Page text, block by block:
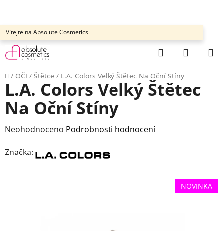
obsah
Vítejte na Absolute Cosmetics
Hledat
Domů
/ OČI / Štětce / L.A. Colors Velký Štětec Na Oční Stíny
L.A. Colors Velký Štětec
Na Oční Stíny
Průměrné
produktu
Neohodnoceno Podrobnosti hodnocení
Značka:
NOVINKA